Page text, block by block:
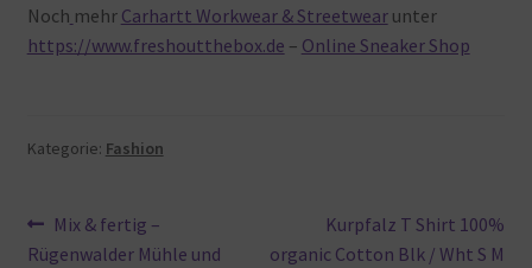
Noch mehr Carhartt Workwear & Streetwearunter
https://www.freshoutthebox.de – Online Sneaker Shop
Kategorie: Fashion
Beitragsnavigation
Vorheriger
Beitrag:
Mix & fertig –
Rügenwalder Mühle und
Nächster
Beitrag:
Kurpfalz T Shirt 100%
organic Cotton Blk / Wht S M